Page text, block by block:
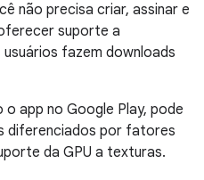
não precisa criar, assinar e
suporte a
fazem downloads
app no Google Play, pode
diferenciados por fatores
da GPU a texturas.